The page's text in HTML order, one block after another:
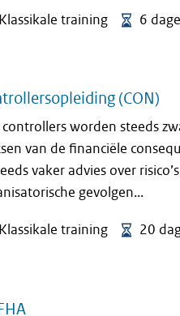
Klassikale training 6
(CON)
controllers worden steeds
van de financiële
vaker advies over
gevolgen...
Klassikale training 20